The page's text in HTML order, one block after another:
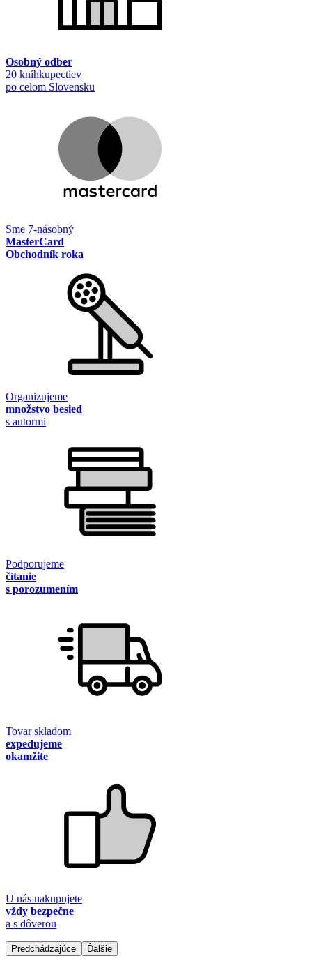
Osobný odber
20 kníhkupectiev
po celom Slovensku
Sme 7-násobný
MasterCard
Obchodník roka
Organizujeme
množstvo besied
s autormi
Podporujeme
čítanie
s porozumením
Tovar skladom
expedujeme
okamžite
U nás nakupujete
vždy bezpečne
a s dôverou
Predchádzajúce Ďalšie